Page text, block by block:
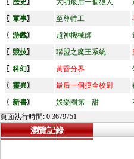
〖 歷史〗 大明最后一個狠人
〖 軍事〗 至尊特工
〖 游戲〗 超神機械師
〖 競技〗 聯盟之魔王系統
〖 科幻〗 黃昏分界
〖 靈異〗 最后一個摸金校尉
〖 新書〗 娛樂圈第一甜
頁面執行時間: 0.3679751
瀏覽記錄